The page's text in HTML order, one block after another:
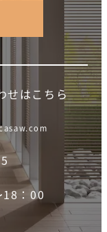
せはこちら
18：00